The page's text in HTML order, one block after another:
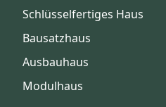
Schlüsselfertiges Haus
Bausatzhaus
Ausbauhaus
Modulhaus